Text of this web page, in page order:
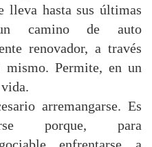
lleva hasta sus últimas
un camino de auto
renovador, a través
Permite, en un
arremangarse. Es
porque, para